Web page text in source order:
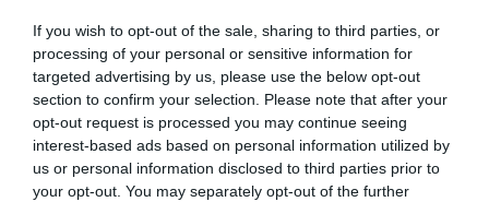
If you wish to opt-out of the sale, sharing to third parties, or
processing of your personal or sensitive information for
targeted advertising by us, please use the below opt-out
section to confirm your selection. Please note that after your
opt-out request is processed you may continue seeing
interest-based ads based on personal information utilized by
us or personal information disclosed to third parties prior to
your opt-out. You may separately opt-out of the further